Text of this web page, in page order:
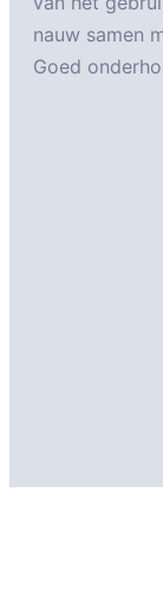
nauw samen
Goed